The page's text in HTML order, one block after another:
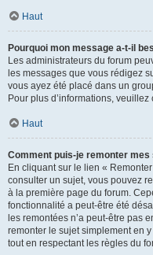
Haut
Pourquoi mon message a-t-il
Les administrateurs du forum
les messages que vous rédigez
vous ayez été placé dans un
Pour plus d’informations,
Haut
Comment puis-je remonter mes
En cliquant sur le lien «
consulter un sujet, vous pouvez
à la première page du forum.
fonctionnalité a peut-être été
les remontées n’a peut-être pas
remonter le sujet simplement en
tout en respectant les règles du